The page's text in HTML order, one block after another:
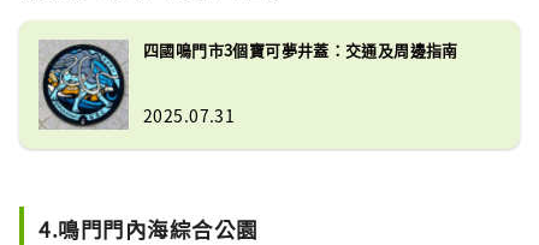
四國鳴門市3個寶可夢井蓋：交通及周邊指南
2025.07.31
4.鳴門門內海綜合公園